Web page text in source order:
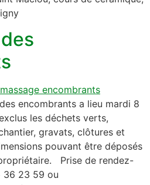
encombrants a lieu mardi 8
les déchets verts,
gravats, clôtures et
pouvant être déposés
Prise de rendez-
36 23 59 ou